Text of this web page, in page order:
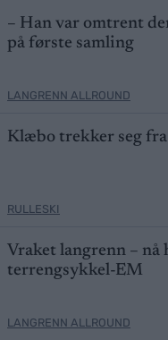
– Han var omtrent
på første samling
LANGRENN ALLROUND
Klæbo trekker seg
RULLESKI
Vraket langrenn – nå
terrengsykkel-EM
LANGRENN ALLROUND